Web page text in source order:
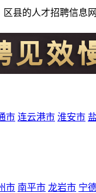
县的人才招聘信
市 连云港市 淮安市
市 南平市 龙岩市 宁